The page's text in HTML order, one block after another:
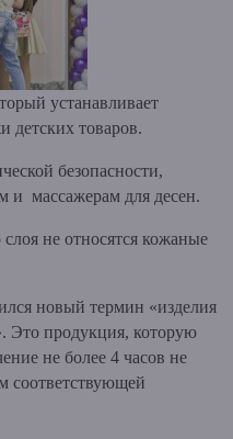
устанавливает
детских товаров.
безопасности,
и массажерам для десен.
не относятся кожаные
новый термин «изделия
Это продукция, которую
не более 4 часов не
соответствующей